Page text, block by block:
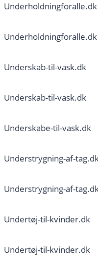
Underholdningforalle.dk
Underholdningforalle.dk
Underskab-til-vask.dk
Underskab-til-vask.dk
Underskabe-til-vask.dk
Understrygning-af-
Understrygning-af-
Undertøj-til-kvinder.dk
Undertøj-til-kvinder.dk